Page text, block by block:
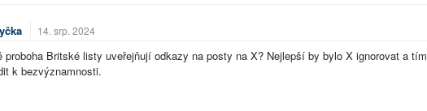
14. srp. 2024
proboha Britské listy uveřejňují odkazy na posty na X? Nejlepší by bylo X ignorovat a tím
k bezvýznamnosti.